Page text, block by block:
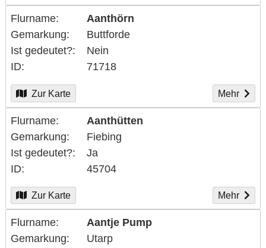
Flurname
Aanthörn
Gemarkung
Buttforde
Ist gedeutet?
Nein
ID
71718
Zur Karte Mehr
Flurname
Aanthütten
Gemarkung
Fiebing
Ist gedeutet?
Ja
ID
45704
Zur Karte Mehr
Flurname
Aantje Pump
Gemarkung
Utarp